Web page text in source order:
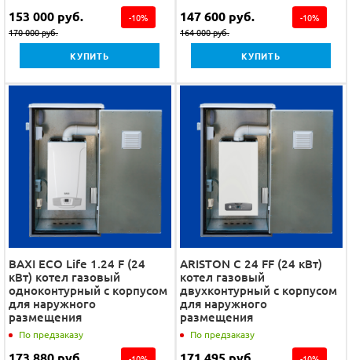
153 000 руб.
170 000руб.
-10%
КУПИТЬ
147 600 руб.
164 000руб.
-10%
КУПИТЬ
BAXI ECO Life 1.24 F (24
кВт) котел газовый
одноконтурный с корпусом
для наружного
размещения
По предзаказу
ARISTON C 24 FF (24 кВт)
котел газовый
двухконтурный с корпусом
для наружного
размещения
По предзаказу